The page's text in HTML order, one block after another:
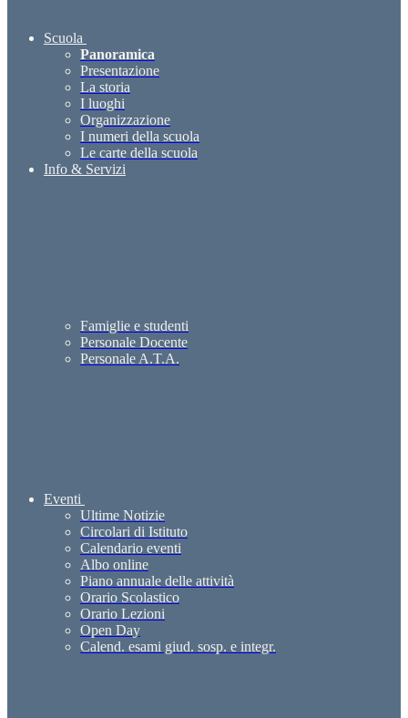
Scuola
Panoramica
Presentazione
La storia
I luoghi
Organizzazione
I numeri della scuola
Le carte della scuola
Info & Servizi
Famiglie e studenti
Personale Docente
Personale A.T.A.
Eventi
Ultime Notizie
Circolari di Istituto
Calendario eventi
Albo online
Piano annuale delle attività
Orario Scolastico
Orario Lezioni
Open Day
Calend. esami giud. sosp. e integr.